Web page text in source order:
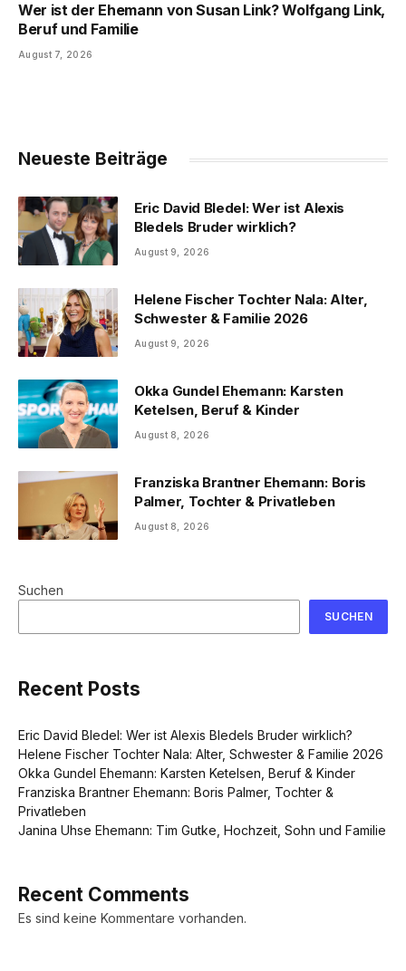
Wer ist der Ehemann von Susan Link? Wolfgang Link,
Beruf und Familie
August 7, 2026
Neueste Beiträge
Eric David Bledel: Wer ist Alexis
Bledels Bruder wirklich?
August 9, 2026
Helene Fischer Tochter Nala: Alter,
Schwester & Familie 2026
August 9, 2026
Okka Gundel Ehemann: Karsten
Ketelsen, Beruf & Kinder
August 8, 2026
Franziska Brantner Ehemann: Boris
Palmer, Tochter & Privatleben
August 8, 2026
Suchen
SUCHEN
Recent Posts
Eric David Bledel: Wer ist Alexis Bledels Bruder wirklich?
Helene Fischer Tochter Nala: Alter, Schwester & Familie 2026
Okka Gundel Ehemann: Karsten Ketelsen, Beruf & Kinder
Franziska Brantner Ehemann: Boris Palmer, Tochter &
Privatleben
Janina Uhse Ehemann: Tim Gutke, Hochzeit, Sohn und Familie
Recent Comments
Es sind keine Kommentare vorhanden.